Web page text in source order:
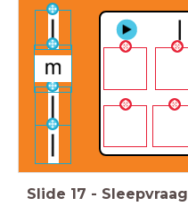
Slide 17 - Sleepvraag